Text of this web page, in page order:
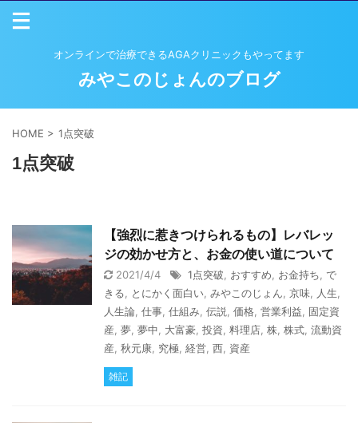
オンラインで治療できるAGAクリニックもやってます
みやこのじょんのブログ
HOME > 1点突破
1点突破
【強烈に惹きつけられるもの】レバレッ
ジの効かせ方と、お金の使い道について
2021/4/4 1点突破 おすすめ お金持ち
で
きる
とにかく面白い みやこのじょん 京味 人生
人生論 仕事 仕組み 伝説 価格 営業利益
固定資
産 夢 夢中 大富豪 投資 料理店 株 株式 流動資
産 秋元康 究極 経営 西 資産
雑記